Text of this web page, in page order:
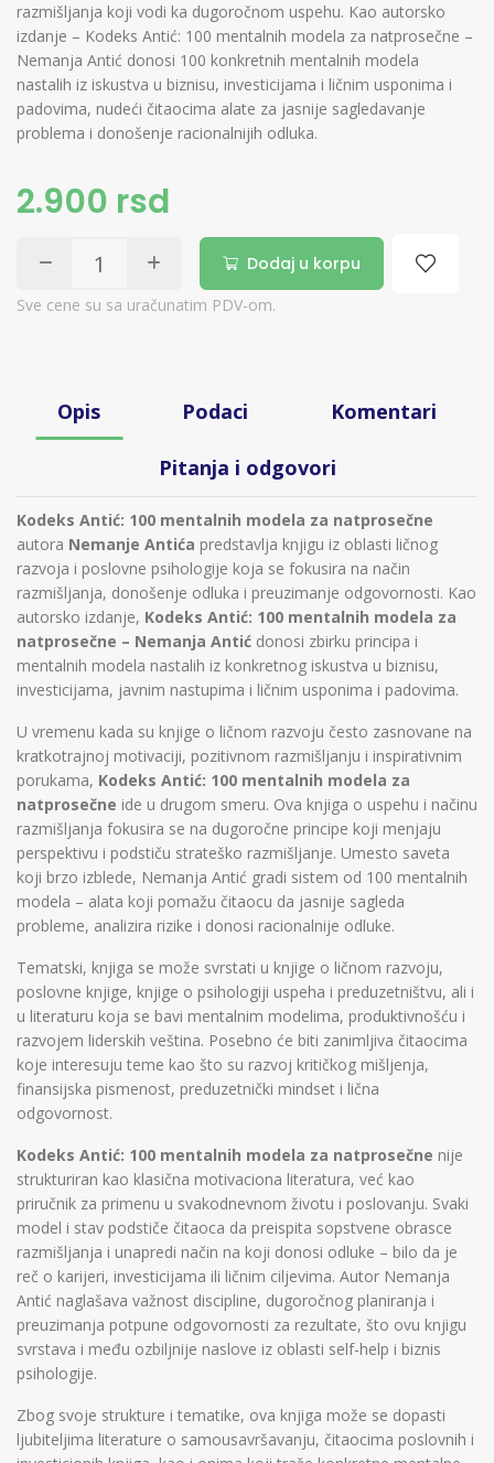
razmišljanja koji vodi ka dugoročnom uspehu. Kao autorsko
izdanje – Kodeks Antić: 100 mentalnih modela za natprosečne –
Nemanja Antić donosi 100 konkretnih mentalnih modela
nastalih iz iskustva u biznisu, investicijama i ličnim usponima i
padovima, nudeći čitaocima alate za jasnije sagledavanje
problema i donošenje racionalnijih odluka.
2.900 rsd
Dodaj u korpu
Sve cene su sa uračunatim PDV-om.
Opis Podaci Komentari
Pitanja i odgovori
Kodeks Antić: 100 mentalnih modela za natprosečne
autora Nemanje Antića predstavlja knjigu iz oblasti ličnog
razvoja i poslovne psihologije koja se fokusira na način
razmišljanja, donošenje odluka i preuzimanje odgovornosti. Kao
autorsko izdanje, Kodeks Antić: 100 mentalnih modela za
natprosečne – Nemanja Antić donosi zbirku principa i
mentalnih modela nastalih iz konkretnog iskustva u biznisu,
investicijama, javnim nastupima i ličnim usponima i padovima.
U vremenu kada su knjige o ličnom razvoju često zasnovane na
kratkotrajnoj motivaciji, pozitivnom razmišljanju i inspirativnim
porukama, Kodeks Antić: 100 mentalnih modela za
natprosečne ide u drugom smeru. Ova knjiga o uspehu i načinu
razmišljanja fokusira se na dugoročne principe koji menjaju
perspektivu i podstiču strateško razmišljanje. Umesto saveta
koji brzo izblede, Nemanja Antić gradi sistem od 100 mentalnih
modela – alata koji pomažu čitaocu da jasnije sagleda
probleme, analizira rizike i donosi racionalnije odluke.
Tematski, knjiga se može svrstati u knjige o ličnom razvoju,
poslovne knjige, knjige o psihologiji uspeha i preduzetništvu, ali i
u literaturu koja se bavi mentalnim modelima, produktivnošću i
razvojem liderskih veština. Posebno će biti zanimljiva čitaocima
koje interesuju teme kao što su razvoj kritičkog mišljenja,
finansijska pismenost, preduzetnički mindset i lična
odgovornost.
Kodeks Antić: 100 mentalnih modela za natprosečne nije
strukturiran kao klasična motivaciona literatura, već kao
priručnik za primenu u svakodnevnom životu i poslovanju. Svaki
model i stav podstiče čitaoca da preispita sopstvene obrasce
razmišljanja i unapredi način na koji donosi odluke – bilo da je
reč o karijeri, investicijama ili ličnim ciljevima. Autor Nemanja
Antić naglašava važnost discipline, dugoročnog planiranja i
preuzimanja potpune odgovornosti za rezultate, što ovu knjigu
svrstava i među ozbiljnije naslove iz oblasti self-help i biznis
psihologije.
Zbog svoje strukture i tematike, ova knjiga može se dopasti
ljubiteljima literature o samousavršavanju, čitaocima poslovnih i